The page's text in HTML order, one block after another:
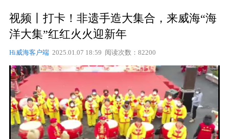
视频丨打卡！非遗手造大集合，来威海“海
洋大集”红红火火迎新年
Hi威海客户端2025.01.07 18:59 阅读次数：82200